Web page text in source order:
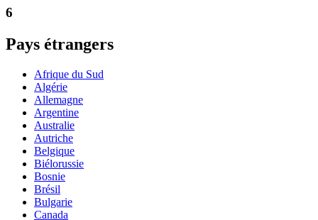
6
Pays étrangers
Afrique du Sud
Algérie
Allemagne
Argentine
Australie
Autriche
Belgique
Biélorussie
Bosnie
Brésil
Bulgarie
Canada